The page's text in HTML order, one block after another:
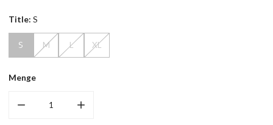
Title: S
S M L XL
Menge